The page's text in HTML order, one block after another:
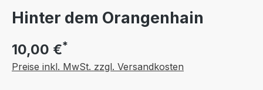
Hinter dem Orangenhain
10,00 €*
Preise inkl. MwSt. zzgl. Versandkosten